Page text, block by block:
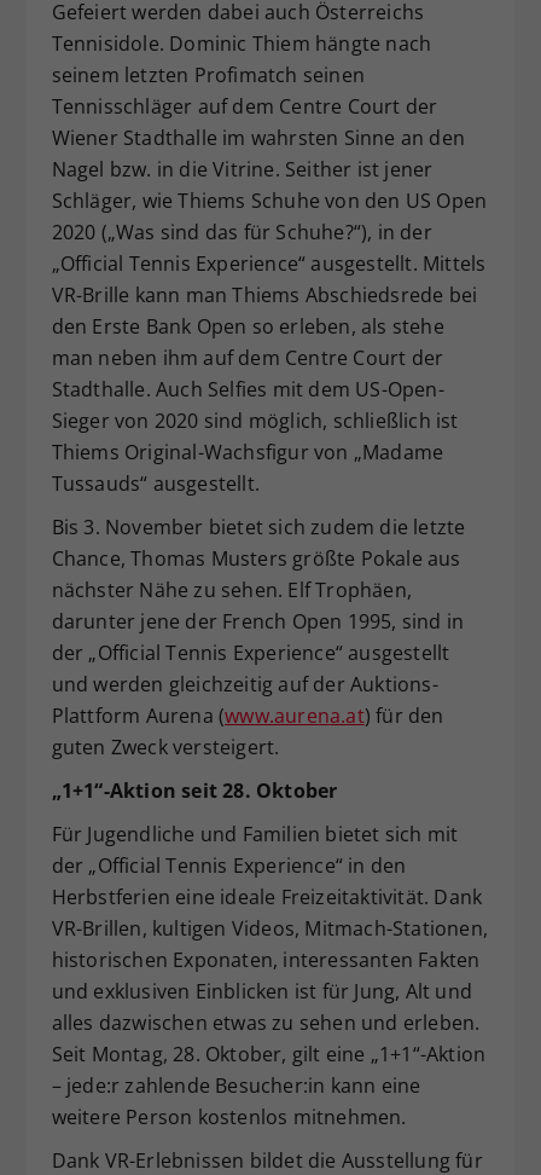
Gefeiert werden dabei auch Österreichs
Tennisidole. Dominic Thiem hängte nach
seinem letzten Profimatch seinen
Tennisschläger auf dem Centre Court der
Wiener Stadthalle im wahrsten Sinne an den
Nagel bzw. in die Vitrine. Seither ist jener
Schläger, wie Thiems Schuhe von den US Open
2020 („Was sind das für Schuhe?“), in der
„Official Tennis Experience“ ausgestellt. Mittels
VR-Brille kann man Thiems Abschiedsrede bei
den Erste Bank Open so erleben, als stehe
man neben ihm auf dem Centre Court der
Stadthalle. Auch Selfies mit dem US-Open-
Sieger von 2020 sind möglich, schließlich ist
Thiems Original-Wachsfigur von „Madame
Tussauds“ ausgestellt.
Bis 3. November bietet sich zudem die letzte
Chance, Thomas Musters größte Pokale aus
nächster Nähe zu sehen. Elf Trophäen,
darunter jene der French Open 1995, sind in
der „Official Tennis Experience“ ausgestellt
und werden gleichzeitig auf der Auktions-
Plattform Aurena (www.aurena.at) für den
guten Zweck versteigert.
„1+1“-Aktion seit 28. Oktober
Für Jugendliche und Familien bietet sich mit
der „Official Tennis Experience“ in den
Herbstferien eine ideale Freizeitaktivität. Dank
VR-Brillen, kultigen Videos, Mitmach-Stationen,
historischen Exponaten, interessanten Fakten
und exklusiven Einblicken ist für Jung, Alt und
alles dazwischen etwas zu sehen und erleben.
Seit Montag, 28. Oktober, gilt eine „1+1“-Aktion
– jede:r zahlende Besucher:in kann eine
weitere Person kostenlos mitnehmen.
Dank VR-Erlebnissen bildet die Ausstellung für